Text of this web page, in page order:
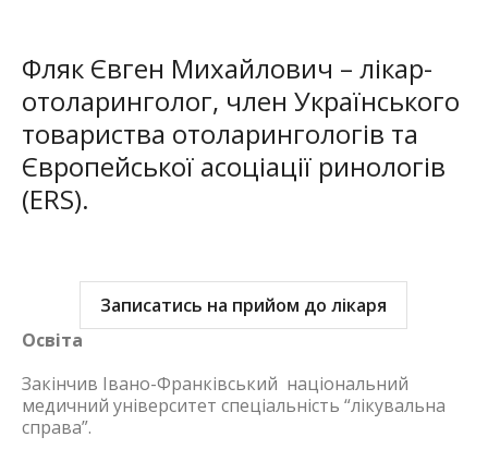
Фляк Євген Михайлович – лікар-
отоларинголог, член Українського
товариства отоларингологів та
Європейської асоціації ринологів
(ERS).
Записатись на прийом до лікаря
Освіта
Закінчив Івано-Франківський національний
медичний університет спеціальність “лікувальна
справа”.